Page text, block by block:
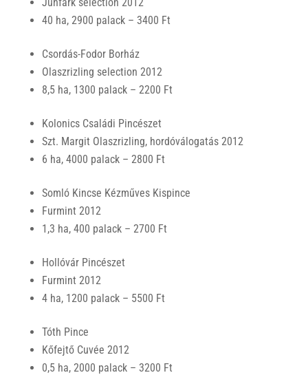
40 ha, 2900 palack – 3400 Ft
Csordás-Fodor Borház
Olaszrizling selection 2012
8,5 ha, 1300 palack – 2200 Ft
Kolonics Családi Pincészet
Szt. Margit Olaszrizling, hordóválogatás 2012
6 ha, 4000 palack – 2800 Ft
Somló Kincse Kézműves Kispince
Furmint 2012
1,3 ha, 400 palack – 2700 Ft
Hollóvár Pincészet
Furmint 2012
4 ha, 1200 palack – 5500 Ft
Tóth Pince
Kőfejtő Cuvée 2012
0,5 ha, 2000 palack – 3200 Ft